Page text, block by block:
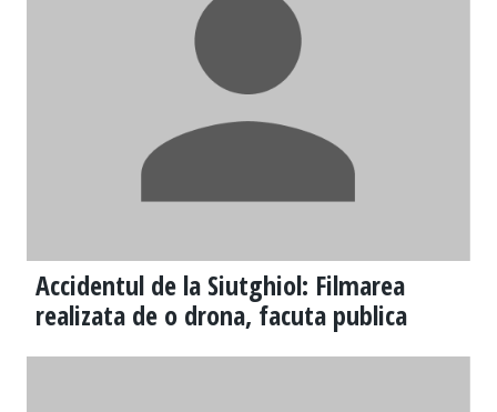
Accidentul de la Siutghiol: Filmarea
realizata de o drona, facuta publica